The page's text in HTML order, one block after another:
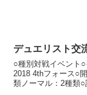
デュエリスト交
○種別対戦イベント
2018 4thフォース○
類ノーマル：2種類○